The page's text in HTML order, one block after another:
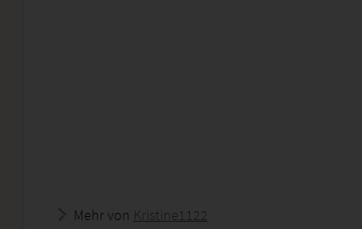
Mehr von Kristine1122